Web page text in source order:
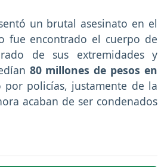
un brutal asesinato en el
fue encontrado el cuerpo de
de sus extremidades y
80 millones de pesos en
policías, justamente de la
acaban de ser condenados